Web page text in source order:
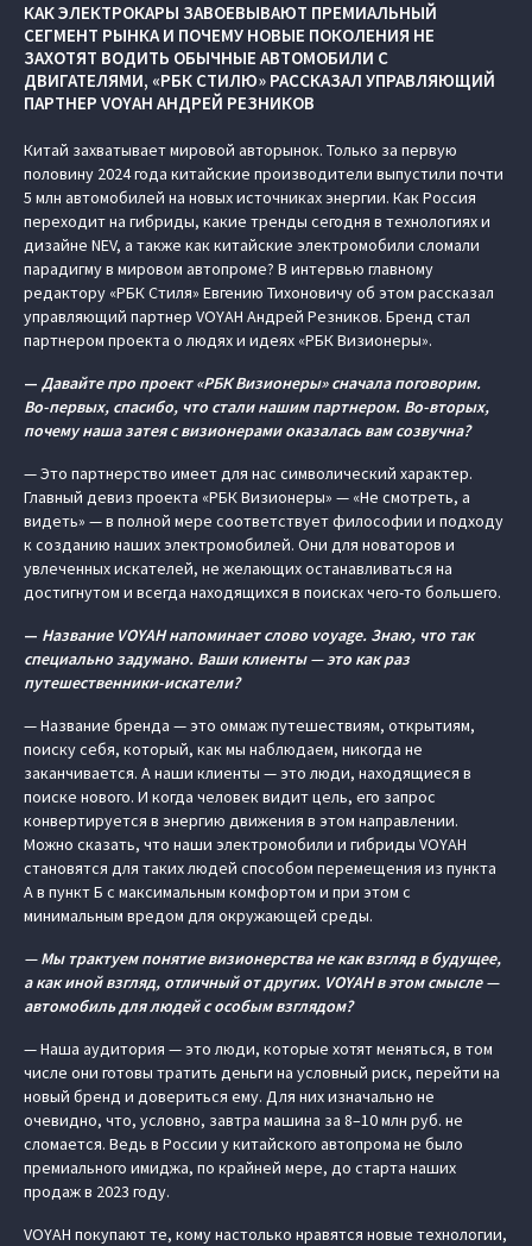
КАК ЭЛЕКТРОКАРЫ ЗАВОЕВЫВАЮТ ПРЕМИАЛЬНЫЙ
СЕГМЕНТ РЫНКА И ПОЧЕМУ НОВЫЕ ПОКОЛЕНИЯ НЕ
ЗАХОТЯТ ВОДИТЬ ОБЫЧНЫЕ АВТОМОБИЛИ С
ДВИГАТЕЛЯМИ, «РБК СТИЛЮ» РАССКАЗАЛ УПРАВЛЯЮЩИЙ
ПАРТНЕР VOYAH АНДРЕЙ РЕЗНИКОВ
Китай захватывает мировой авторынок. Только за первую
половину 2024 года китайские производители выпустили почти
5 млн автомобилей на новых источниках энергии. Как Россия
переходит на гибриды, какие тренды сегодня в технологиях и
дизайне NEV, а также как китайские электромобили сломали
парадигму в мировом автопроме? В интервью главному
редактору «РБК Стиля» Евгению Тихоновичу об этом рассказал
управляющий партнер VOYAH Андрей Резников. Бренд стал
партнером проекта о людях и идеях «РБК Визионеры».
— Давайте про проект «РБК Визионеры» сначала поговорим.
Во-первых, спасибо, что стали нашим партнером. Во-вторых,
почему наша затея с визионерами оказалась вам созвучна?
— Это партнерство имеет для нас символический характер.
Главный девиз проекта «РБК Визионеры» — «Не смотреть, а
видеть» — в полной мере соответствует философии и подходу
к созданию наших электромобилей. Они для новаторов и
увлеченных искателей, не желающих останавливаться на
достигнутом и всегда находящихся в поисках чего-то большего.
— Название VOYAH напоминает слово voyage. Знаю, что так
специально задумано. Ваши клиенты — это как раз
путешественники-искатели?
— Название бренда — это оммаж путешествиям, открытиям,
поиску себя, который, как мы наблюдаем, никогда не
заканчивается. А наши клиенты — это люди, находящиеся в
поиске нового. И когда человек видит цель, его запрос
конвертируется в энергию движения в этом направлении.
Можно сказать, что наши электромобили и гибриды VOYAH
становятся для таких людей способом перемещения из пункта
A в пункт Б с максимальным комфортом и при этом с
минимальным вредом для окружающей среды.
— Мы трактуем понятие визионерства не как взгляд в будущее,
а как иной взгляд, отличный от других. VOYAH в этом смысле —
автомобиль для людей с особым взглядом?
— Наша аудитория — это люди, которые хотят меняться, в том
числе они готовы тратить деньги на условный риск, перейти на
новый бренд и довериться ему. Для них изначально не
очевидно, что, условно, завтра машина за 8–10 млн руб. не
сломается. Ведь в России у китайского автопрома не было
премиального имиджа, по крайней мере, до старта наших
продаж в 2023 году.
VOYAH покупают те, кому настолько нравятся новые технологии,